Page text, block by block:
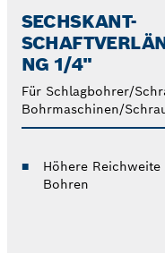
SECHSKANT-
NG 1/4"
Für Schlagbohrer/
Bohrmaschinen/
Höhere Reichweite
Bohren